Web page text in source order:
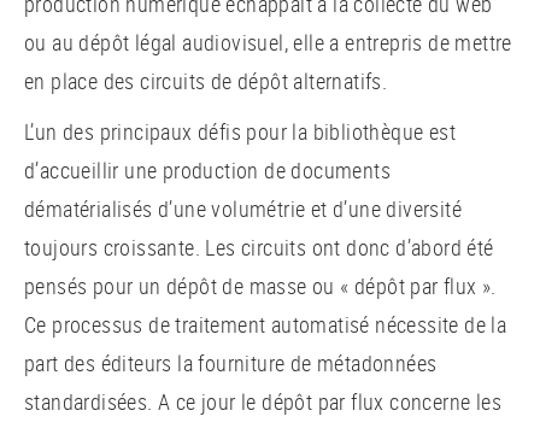
ou au dépôt légal audiovisuel, elle a entrepris de mettre
en place des circuits de dépôt alternatifs.
L’un des principaux défis pour la bibliothèque est
d’accueillir une production de documents
dématérialisés d’une volumétrie et d’une diversité
toujours croissante. Les circuits ont donc d’abord été
pensés pour un dépôt de masse ou « dépôt par flux ».
Ce processus de traitement automatisé nécessite de la
part des éditeurs la fourniture de métadonnées
standardisées. A ce jour le dépôt par flux concerne les